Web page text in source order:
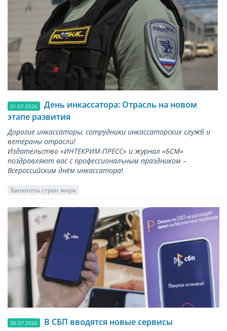
31.07.2026
День инкассатора: Отрасль на новом
этапе развития
Дорогие инкассаторы, сотрудники инкассаторских служб и
ветераны отрасли!
Издательство «ИНТЕКРИМ-ПРЕСС» и журнал «БСМ»
поздравляют вас с профессиональным праздником –
Всероссийским днём инкассатора!
Банкноты стран мира
30.07.2026 В СБП вводятся новые сервисы